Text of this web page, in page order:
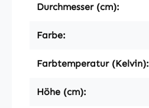
Durchmesser (cm):
Farbe:
Farbtemperatur (Kelvin):
Höhe (cm):